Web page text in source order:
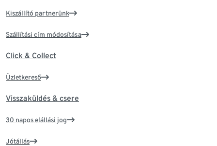
Kiszállító partnerünk
Szállítási cím módosítása
Click & Collect
Üzletkereső
Visszaküldés & csere
30 napos elállási jog
Jótállás